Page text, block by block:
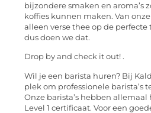
bijzondere smaken en aroma’s
koffies kunnen maken. Van
alleen verse thee op de
dus doen we dat.
Drop by and check it out! .
Wil je een barista huren? Bij
plek om professionele barista’s
Onze barista’s hebben allemaal
Level 1 certificaat. Voor een